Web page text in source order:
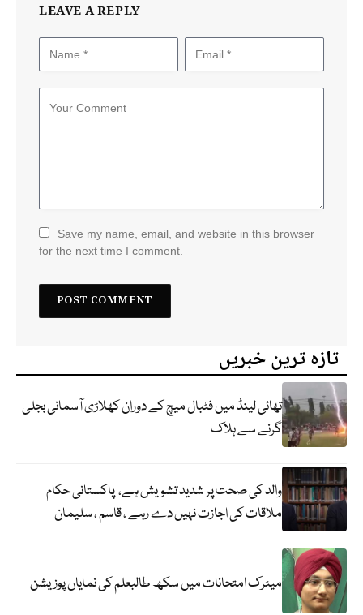
LEAVE A REPLY
Save my name, email, and website in this browser
for the next time I comment.
تازہ ترین خبریں
تھائی لینڈ میں فٹبال میچ کے دوران کھلاڑی آسمانی بجلی
گرنے سے ہلاک
والد کی صحت پر شدید تشویش ہے، پاکستانی حکام
ملاقات کی اجازت نہیں دے رہے ، قاسم ، سلیمان
میٹرک امتحانات میں سکھ طالبعلم کی نمایاں پوزیشن